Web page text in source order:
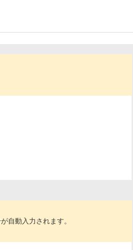
自動入力されます。